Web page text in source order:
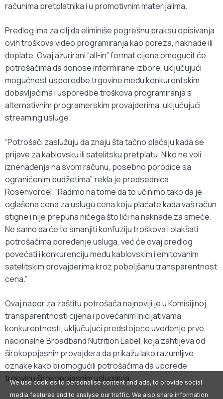
računima pretplatnika i u promotivnim materijalima.
Predlog ima za cilj da eliminiše pogrešnu praksu opisivanja
ovih troškova video programiranja kao poreza, naknade ili
doplate. Ovaj ažurirani “all-in” format cijena omogućit će
potrošačima da donose informirane izbore, uključujući
mogućnost usporedbe trgovine među konkurentskim
dobavljačima i usporedbe troškova programiranja s
alternativnim programerskim provajderima, uključujući
streaming usluge.
“Potrošači zaslužuju da znaju šta tačno plaćaju kada se
prijave za kablovsku ili satelitsku pretplatu. Niko ne voli
iznenađenja na svom računu, posebno porodice sa
ograničenim budžetima”, rekla je predsednica
Rosenvorcel. “Radimo na tome da to učinimo tako da je
oglašena cena za uslugu cena koju plaćate kada vaš račun
stigne i nije prepuna ničega što liči na naknade za smeće.
Ne samo da će to smanjiti konfuziju troškova i olakšati
potrošačima poređenje usluga, već će ovaj predlog
povećati i konkurenciju među kablovskim i emitovanim
satelitskim provajderima kroz poboljšanu transparentnost
cena.”
Ovaj napor za zaštitu potrošača najnoviji je u Komisijinoj
transparentnosti cijena i povećanim inicijativama
konkurentnosti, uključujući predstojeće uvođenje prve
nacionalne Broadband Nutrition Label, koja zahtijeva od
širokopojasnih provajdera da prikažu lako razumljive
oznake kako bi omogućili potrošačima da uporede
trgovinu širokopojasnim uslugama.
We use cookies to personalise content and ads, to provide social
media features and to analyse our traffic. We also share information